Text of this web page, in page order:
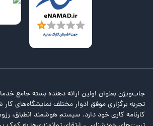
جاب‌ویژن بعنوان اولین ارائه دهنده بسته جامع
تجربه برگزاری موفق ادوار مختلف نمایشگاه‌های کار
کارنامه کاری خود دارد. سیستم هوشمند انطباق،